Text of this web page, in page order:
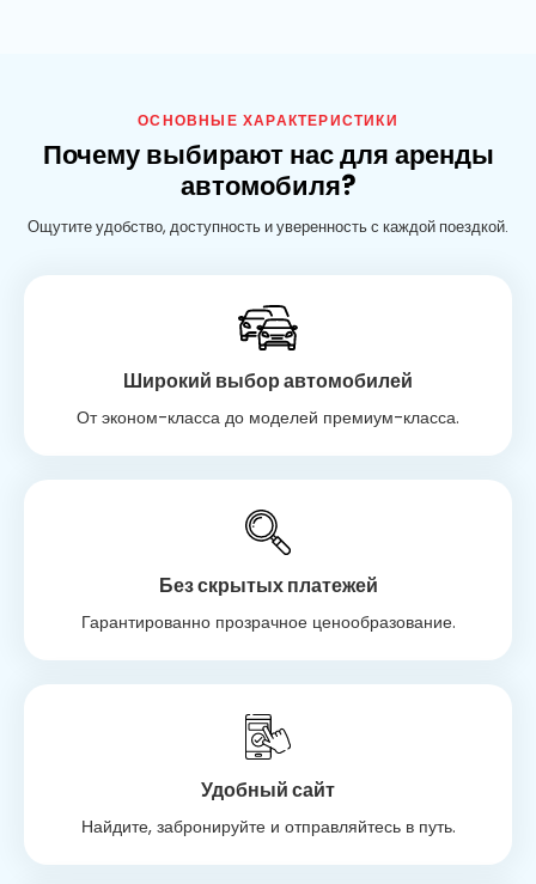
ОСНОВНЫЕ ХАРАКТЕРИСТИКИ
Почему выбирают нас для аренды
автомобиля?
Ощутите удобство, доступность и уверенность с каждой поездкой.
Широкий выбор автомобилей
От эконом-класса до моделей премиум-класса.
Без скрытых платежей
Гарантированно прозрачное ценообразование.
Удобный сайт
Найдите, забронируйте и отправляйтесь в путь.